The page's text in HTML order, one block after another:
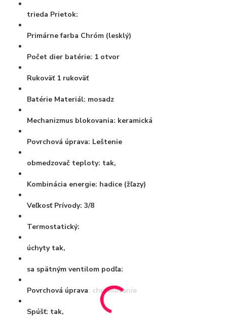
trieda Prietok:
Primárne farba Chróm (lesklý)
Počet dier batérie: 1 otvor
Rukoväť 1 rukoväť
Batérie Materiál: mosadz
Mechanizmus blokovania: keramická
Povrchová úprava: Leštenie
obmedzovač teploty: tak,
Kombinácia energie: hadice (žľazy)
Veľkosť Prívody:3/8
Termostatický:
úchyty tak,
sa spätným ventilom podľa:
Povrchová úprava: chrómovanie
Spúšť: tak,